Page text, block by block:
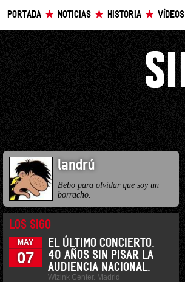
PORTADA NOTICIAS HISTORIA VÍDEOS
landrú
Bebo para olvidar que soy un
borracho.
LOS SIGO
MAY
07
EL ÚLTIMO CONCIERTO.
40 AÑOS SIN PISAR LA
AUDIENCIA NACIONAL.
Wizink Center. Madrid